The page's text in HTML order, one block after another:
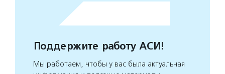
Поддержите работу АСИ!
Мы работаем, чтобы у вас была актуальная